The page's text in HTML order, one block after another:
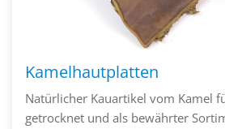
Kamelhautplatten
Natürlicher Kauartikel vom Kamel
getrocknet und als bewährter